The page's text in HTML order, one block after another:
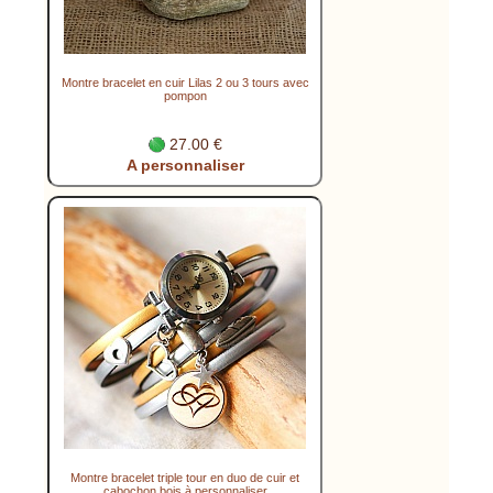
Montre bracelet en cuir Lilas 2 ou 3 tours avec
pompon
27.00 €
A personnaliser
Montre bracelet triple tour en duo de cuir et
cabochon bois à personnaliser